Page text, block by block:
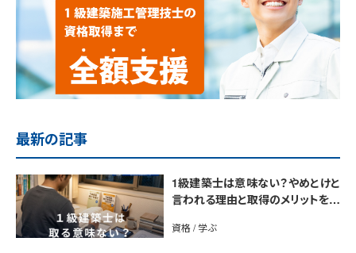
最新の記事
1級建築士は意味ない？やめとけと
言われる理由と取得のメリットを解
資格 / 学ぶ